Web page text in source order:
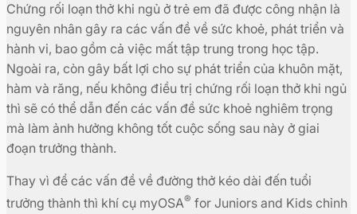
Chứng rối loạn thở khi ngủ ở trẻ em đã được công nhận là
nguyên nhân gây ra các vấn đề về sức khoẻ, phát triển và
hành vi, bao gồm cả việc mất tập trung trong học tập.
Ngoài ra, còn gây bất lợi cho sự phát triển của khuôn mặt,
hàm và răng, nếu không điều trị chứng rối loạn thở khi ngủ
thì sẽ có thể dẫn đến các vấn đề sức khoẻ nghiêm trọng
mà làm ảnh hưởng không tốt cuộc sống sau này ở giai
đoạn trưởng thành.
Thay vì để các vấn đề về đường thở kéo dài đến tuổi
trưởng thành thì khí cụ myOSA® for Juniors and Kids chỉnh